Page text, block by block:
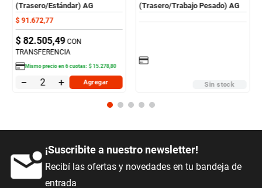
(Trasero/Estándar) AG
$ 91 .672,77
$ 82.505,49 CON
TRANSFERENCIA
Mismo precio en6cuotas:$ 15.278,80
＋
－ Agregar
(Trasero/Trabajo Pesado) AG
Sin stock
¡Suscribite a nuestro newsletter!
Recibí las ofertas y novedades en tu bandeja de
entrada